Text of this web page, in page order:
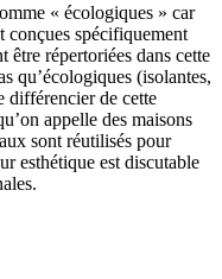
« écologiques » car
conçues spécifiquement
être répertoriées dans cette
qu’écologiques (isolantes,
différencier de cette
appelle des maisons
sont réutilisés pour
esthétique est discutable